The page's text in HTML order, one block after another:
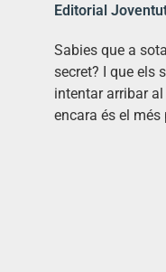
Editorial
Sabies que a
secret? I que els
intentar arribar
encara és el